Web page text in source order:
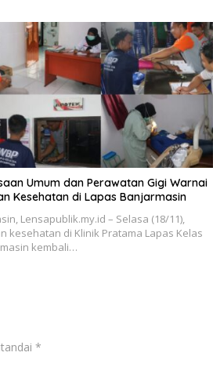
Umum dan Perawatan Gigi Warnai
Kesehatan di Lapas Banjarmasin
Lensapublik.my.id – Selasa (18/11),
kesehatan di Klinik Pratama Lapas Kelas
kembali…
*